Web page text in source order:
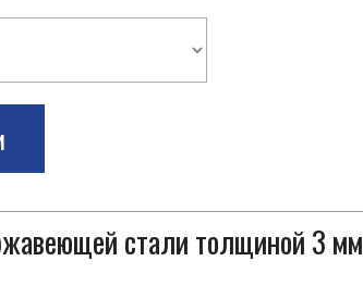
стали толщиной 3 мм